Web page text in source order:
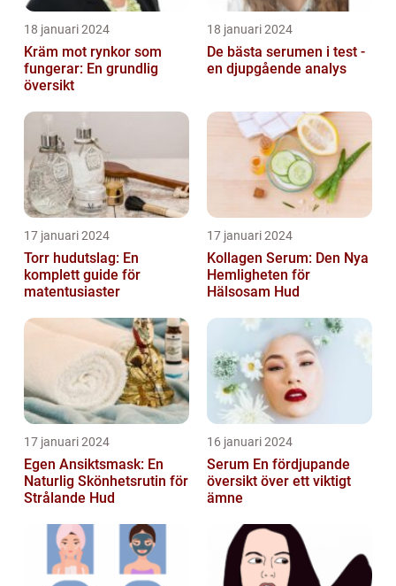
18 januari 2024
Kräm mot rynkor som
fungerar: En grundlig
översikt
18 januari 2024
De bästa serumen i test -
en djupgående analys
17 januari 2024
Torr hudutslag: En
komplett guide för
matentusiaster
17 januari 2024
Kollagen Serum: Den Nya
Hemligheten för
Hälsosam Hud
17 januari 2024
Egen Ansiktsmask: En
Naturlig Skönhetsrutin för
Strålande Hud
16 januari 2024
Serum En fördjupande
översikt över ett viktigt
ämne